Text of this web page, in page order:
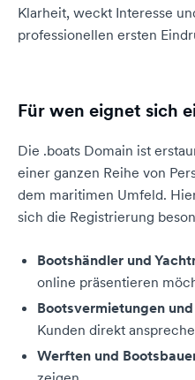
Klarheit, weckt Interesse
professionellen ersten
Für wen eignet sich
Die .boats Domain ist
einer ganzen Reihe von
dem maritimen Umfeld.
sich die Registrierung
Bootshändler und
online präsentieren
Bootsvermietungen
Kunden direkt
Werften und